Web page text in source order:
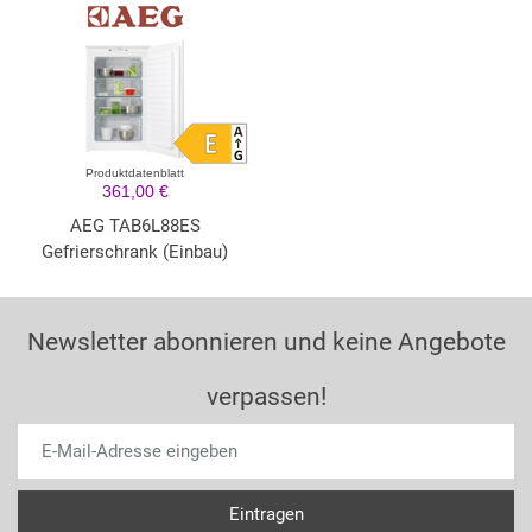
Produktdatenblatt
361,00 €
AEG TAB6L88ES
Gefrierschrank (Einbau)
Newsletter abonnieren und keine Angebote
verpassen!